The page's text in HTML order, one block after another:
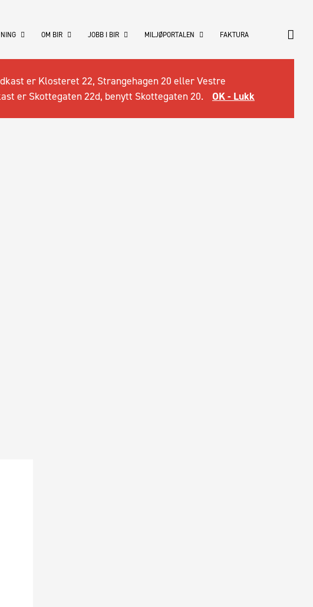
er Klosteret 22, Strangehagen 20 eller Vestre
er Skottegaten 22d, benytt Skottegaten 20.
OK - Lukk
OM BIR JOBB I BIR MILJØPORTALEN FAKTURA